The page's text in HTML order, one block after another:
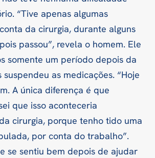
“Tive apenas algumas
da cirurgia, durante alguns
passou”, revela o homem. Ele
somente um período depois da
as medicações. “Hoje
A única diferença é que
que isso aconteceria
cirurgia, porque tenho tido uma
por conta do trabalho”.
se sentiu bem depois de ajudar